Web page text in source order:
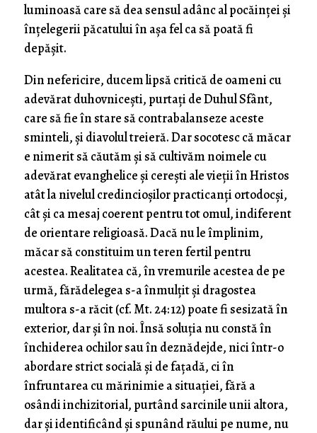
luminoasă care să dea sensul adânc al pocăinței și
înțelegerii păcatului în așa fel ca să poată fi
depășit.
Din nefericire, ducem lipsă critică de oameni cu
adevărat duhovnicești, purtați de Duhul Sfânt,
care să fie în stare să contrabalanseze aceste
sminteli, și diavolul treieră. Dar socotesc că măcar
e nimerit să căutăm și să cultivăm noimele cu
adevărat evanghelice și cerești ale vieții în Hristos
atât la nivelul credincioșilor practicanți ortodocși,
cât și ca mesaj coerent pentru tot omul, indiferent
de orientare religioasă. Dacă nu le împlinim,
măcar să constituim un teren fertil pentru
acestea. Realitatea că, în vremurile acestea de pe
urmă, fărădelegea s-a înmulțit și dragostea
multora s-a răcit (cf. Mt. 24: 12) poate fi sesizată în
exterior, dar și în noi. Însă soluția nu constă în
închiderea ochilor sau în deznădejde, nici într-o
abordare strict socială și de fațadă, ci în
înfruntarea cu mărinimie a situației, fără a
osândi inchizitorial, purtând sarcinile unii altora,
dar și identificând și spunând răului pe nume, nu